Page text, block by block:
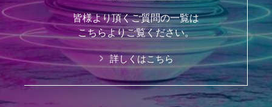
皆様より頂くご質問の一覧は
こちらよりご覧ください。
詳しくはこちら